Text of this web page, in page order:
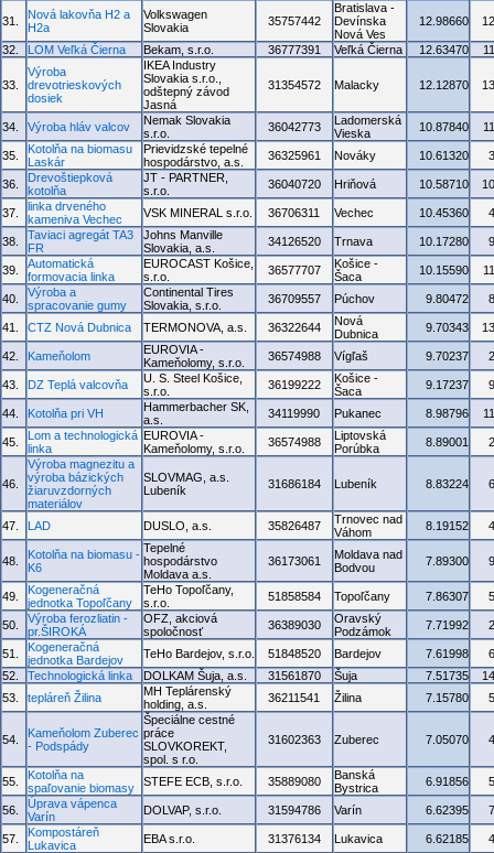
31.
Nová lakovňa H2 a
H2a
Volkswagen
Slovakia
35757442
Bratislava -
Devínska
Nová Ves
12.98660
32. LOM Veľká Čierna Bekam, s.r.o. 36777391 Veľká Čierna 12.63470
33.
Výroba
drevotrieskových
dosiek
IKEA Industry
Slovakia s.r.o.,
odštepný závod
Jasná
31354572 Malacky 12.12870
34. Výroba hláv valcov
Nemak Slovakia
s.r.o.
36042773
Ladomerská
Vieska
10.87840
35.
Kotolňa na biomasu
Laskár
Prievidzské tepelné
hospodárstvo, a.s.
36325961 Nováky 10.61320
36.
Drevoštiepková
kotolňa
JT - PARTNER,
s.r.o.
36040720 Hriňová 10.58710
37.
linka drveného
kameniva Vechec
VSK MINERAL s.r.o. 36706311 Vechec 10.45360
38.
Taviaci agregát TA3
FR
Johns Manville
Slovakia, a.s.
34126520 Trnava 10.17280
39.
Automatická
formovacia linka
EUROCAST Košice,
s.r.o.
36577707
Košice -
Šaca
10.15590
40.
Výroba a
spracovanie gumy
Continental Tires
Slovakia, s.r.o.
36709557 Púchov 9.80472
41. CTZ Nová Dubnica TERMONOVA, a.s. 36322644
Nová
Dubnica
9.70343
42. Kameňolom
EUROVIA -
Kameňolomy, s.r.o.
36574988 Vígľaš 9.70237
43. DZ Teplá valcovňa
U. S. Steel Košice,
s.r.o.
36199222
Košice -
Šaca
9.17237
44. Kotolňa pri VH
Hammerbacher SK,
a.s.
34119990 Pukanec 8.98796
45.
Lom a technologická
linka
EUROVIA -
Kameňolomy, s.r.o.
36574988
Liptovská
Porúbka
8.89001
46.
Výroba magnezitu a
výroba bázických
žiaruvzdorných
materiálov
SLOVMAG, a.s.
Lubeník
31686184 Lubeník 8.83224
47. LAD DUSLO, a.s. 35826487
Trnovec nad
Váhom
8.19152
48.
Kotolňa na biomasu -
K6
Tepelné
hospodárstvo
Moldava a.s.
36173061
Moldava nad
Bodvou
7.89300
49.
Kogeneračná
jednotka Topoľčany
TeHo Topoľčany,
s.r.o.
51858584 Topoľčany 7.86307
50.
Výroba ferozliatin -
pr.ŠIROKÁ
OFZ, akciová
spoločnosť
36389030
Oravský
Podzámok
7.71992
51.
Kogeneračná
jednotka Bardejov
TeHo Bardejov, s.r.o. 51848520 Bardejov 7.61998
52.
Technologická linka DOLKAM Šuja, a.s. 31561870 Šuja 7.51735
53.
tepláreň Žilina
MH Teplárenský
holding, a.s.
36211541 Žilina 7.15780
54.
Kameňolom Zuberec
- Podspády
Špeciálne cestné
práce
SLOVKOREKT,
spol. s r.o.
31602363 Zuberec 7.05070
55.
Kotolňa na
spaľovanie biomasy
STEFE ECB, s.r.o. 35889080
Banská
Bystrica
6.91856
56.
Úprava vápenca
Varín
DOLVAP, s.r.o. 31594786 Varín 6.62395
57.
Kompostáreň
Lukavica
EBA s.r.o. 31376134 Lukavica 6.62185